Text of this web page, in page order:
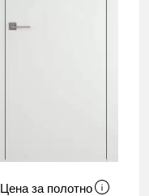
Цена за полотно